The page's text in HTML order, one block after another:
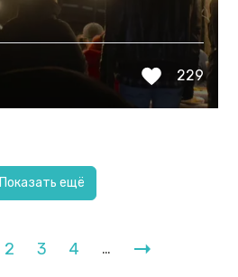
229
Показать ещё
2 3 4 …